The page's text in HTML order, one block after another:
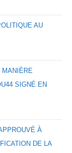
AU
MANIÈRE
SIGNÉ EN
À
DE LA